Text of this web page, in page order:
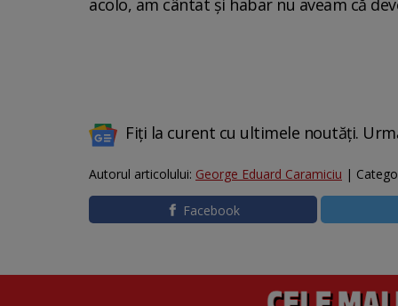
acolo, am cântat și habar nu aveam că
Fiți la curent cu ultimele noutăți.
Autorul articolului: George Eduard Caramiciu |
Facebook